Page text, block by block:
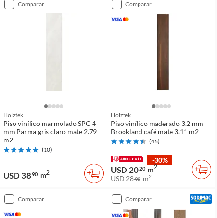
comparar
Holztek
Piso vinílico marmolado SPC 4
mm Parma gris claro mate 2.79
m2
(10)
USD 3890 m2
comparar
Holztek
Piso vinílico maderado 3.2 mm
Brookland café mate 3.11 m2
(46)
-30%
USD 2020 m2
USD 2890 m2
comparar comparar